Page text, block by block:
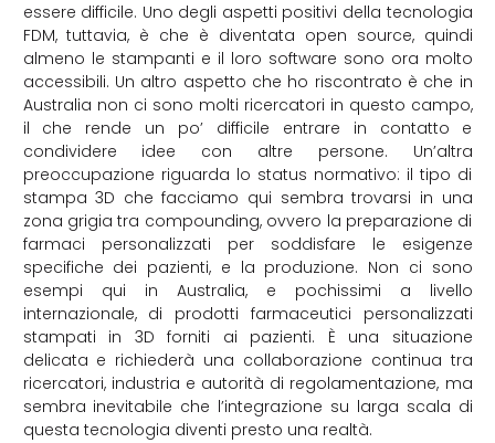
essere difficile. Uno degli aspetti positivi della tecnologia
FDM, tuttavia, è che è diventata open source, quindi
almeno le stampanti e il loro software sono ora molto
accessibili. Un altro aspetto che ho riscontrato è che in
Australia non ci sono molti ricercatori in questo campo,
il che rende un po’ difficile entrare in contatto e
condividere idee con altre persone. Un’altra
preoccupazione riguarda lo status normativo: il tipo di
stampa 3D che facciamo qui sembra trovarsi in una
zona grigia tra compounding, ovvero la preparazione di
farmaci personalizzati per soddisfare le esigenze
specifiche dei pazienti, e la produzione. Non ci sono
esempi qui in Australia, e pochissimi a livello
internazionale, di prodotti farmaceutici personalizzati
stampati in 3D forniti ai pazienti. È una situazione
delicata e richiederà una collaborazione continua tra
ricercatori, industria e autorità di regolamentazione, ma
sembra inevitabile che l’integrazione su larga scala di
questa tecnologia diventi presto una realtà.